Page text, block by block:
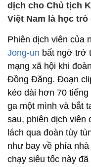
dịch cho Chủ tịch
Việt Nam là học trò
Phiên dịch viên của
Jong-un bất ngờ trở
mạng xã hội khi
Đồng Đăng. Đoạn
kéo dài hơn 70
ga một mình và bắt
sau, phiên dịch viên
lách qua đoàn tùy
như bay về phía
chạy siêu tốc này